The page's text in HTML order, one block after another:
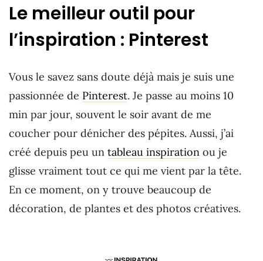
Le meilleur outil pour
l’inspiration : Pinterest
Vous le savez sans doute déjà mais je suis une
passionnée de Pinterest. Je passe au moins 10
min par jour, souvent le soir avant de me
coucher pour dénicher des pépites. Aussi, j’ai
créé depuis peu un tableau inspiration ou je
glisse vraiment tout ce qui me vient par la tête.
En ce moment, on y trouve beaucoup de
décoration, de plantes et des photos créatives.